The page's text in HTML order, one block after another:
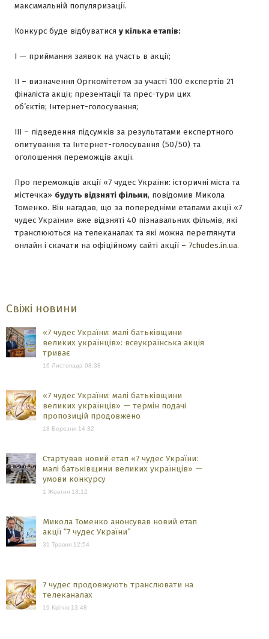
максимальній популяризації.
Конкурс буде відбуватися у кілька етапів:
І — приймання заявок на участь в акції;
ІІ – визначення Оргкомітетом за участі 100 експертів 21
фіналіста акції; презентації та прес-тури цих
об’єктів; Інтернет-голосування;
ІІІ – підведення підсумків за результатами експертного
опитування та Інтернет-голосування (50/50) та
оголошення переможців акції.
Про переможців акції «7 чудес України: історичні міста та
містечка» будуть відзняті фільми, повідомив Микола
Томенко. Він нагадав, що за попередніми етапами акції «7
чудес України» вже відзняті 40 пізнавальних фільмів, які
транслюються на телеканалах та які можна переглянути
онлайн і скачати на офіційному сайті акції – 7chudes.in.ua.
Свіжі новини
«7 чудес України: малі батьківщини
великих українців»: всеукраїнська акція
триває
16 Листопада 08:38
«7 чудес України: малі батьківщини
великих українців» — термін подачі
пропозицій продовжено
18 Березня 14:32
Стартував новий етап «7 чудес України:
малі батьківщини великих українців» —
умови конкурсу
1 Жовтня 13:12
Микола Томенко анонсував новий етап
акції “7 чудес України”
31 Травня 12:54
7 чудес продовжують транслювати на
телеканалах
19 Квітня 13:48